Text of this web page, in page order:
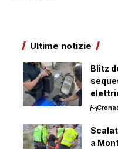
Ultime notizie
Blitz
a